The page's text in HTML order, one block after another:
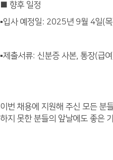
■ 향후 일정
▪입사 예정일: 2025년 9월 4일(
▪제출서류: 신분증 사본, 통장(급
이번 채용에 지원해 주신 모든 분
하지 못한 분들의 앞날에도 좋은